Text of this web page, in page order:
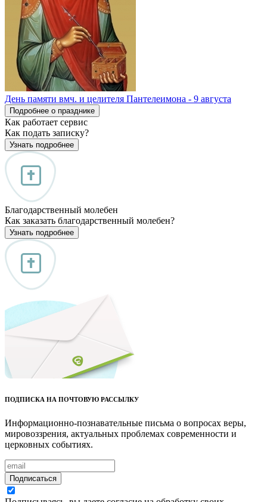
День памяти вмч. и целителя Пантелеимона - 9 августа
Подробнее о празднике
Как работает сервис
Как подать записку?
Узнать подробнее
Благодарственный молебен
Как заказать благодарственный молебен?
Узнать подробнее
ПОДПИСКА НА ПОЧТОВУЮ РАССЫЛКУ
Информационно-познавательные письма о вопросах веры,
мировоззрения, актуальных проблемах современности и
церковных событиях.
Подписаться